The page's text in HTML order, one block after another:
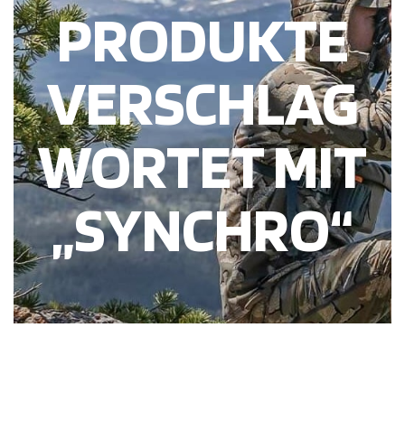
PRODUKTE
VERSCHLAG
WORTET MIT
„SYNCHRO“